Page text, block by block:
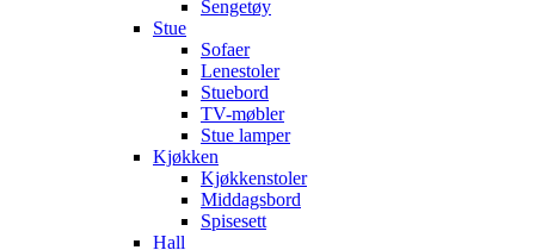
Sengetøy
Stue
Sofaer
Lenestoler
Stuebord
TV-møbler
Stue lamper
Kjøkken
Kjøkkenstoler
Middagsbord
Spisesett
Hall